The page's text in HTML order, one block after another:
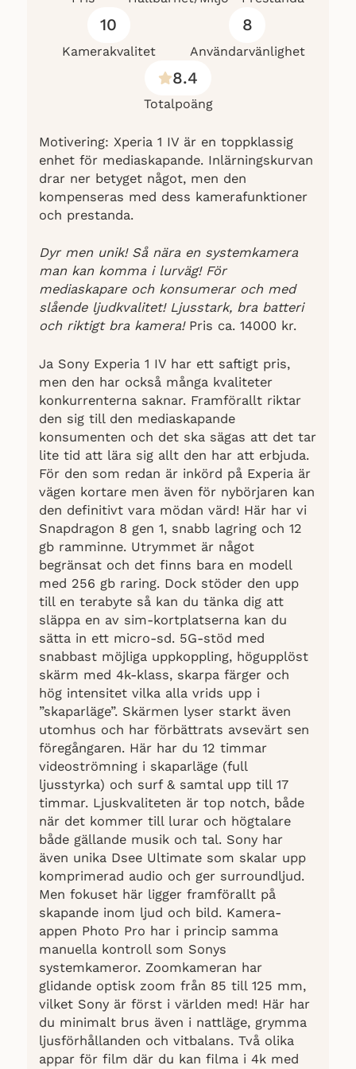
Elgiganten1och andra kända
recensionssidor. Totalt baseras denna
användarrecensioner, som ger en
mångsidig inblick i användarnas
erfarenheter med produkten.
Så här tycker experterna om Apple iPhone
14 Pro
Apple iPhone 14 Pro är enligt Johan
Winsborn och Lance Ulanoff på
som balanserar innovativ teknik med
välkänd design. Den nya Dynamic Island
och den alltid påslagna skärmen utmärker
sig som signifikanta förbättringar.
Kameran med 48 MP-sensor och
höjdpunkt, vilket ger utmärkt bildkvalitet.
Även om telefonen inte erbjuder mer än
3x optisk zoom och fortfarande använder
Lightning-porten, anses den vara en av de
bästa på marknaden för de som
värdesätter Apples ekosystem och design.
Batteritiden är tillräcklig för dagligt bruk,
men kan variera beroende på användning.
Trots sitt höga pris erbjuder iPhone 14 Pro
en premiumupplevelse med robust
prestanda och avancerade
funktioner((TechRadar, 2023-12-14
10
Kamerakvalitet
8
Användarvänlighet
8.4
Totalpoäng
Motivering: Xperia 1 IV är en toppklassig
enhet för mediaskapande. Inlärningskurvan
drar ner betyget något, men den
kompenseras med dess kamerafunktioner
och prestanda.
Dyr men unik! Så nära en systemkamera
man kan komma i lurväg! För
mediaskapare och konsumerar och med
slående ljudkvalitet! Ljusstark, bra batteri
och riktigt bra kamera!Pris ca. 14000 kr.
Ja Sony Experia 1 IV har ett saftigt pris,
men den har också många kvaliteter
konkurrenterna saknar. Framförallt riktar
den sig till den mediaskapande
konsumenten och det ska sägas att det tar
lite tid att lära sig allt den har att erbjuda.
För den som redan är inkörd på Experia är
vägen kortare men även för nybörjaren kan
den definitivt vara mödan värd! Här har vi
Snapdragon 8 gen 1, snabb lagring och 12
gb ramminne. Utrymmet är något
begränsat och det finns bara en modell
med 256 gb raring. Dock stöder den upp
till en terabyte så kan du tänka dig att
släppa en av sim-kortplatserna kan du
sätta in ett micro-sd. 5G-stöd med
snabbast möjliga uppkoppling, högupplöst
skärm med 4k-klass, skarpa färger och
hög intensitet vilka alla vrids upp i
”skaparläge”. Skärmen lyser starkt även
utomhus och har förbättrats avsevärt sen
föregångaren. Här har du 12 timmar
videoströmning i skaparläge (full
ljusstyrka) och surf & samtal upp till 17
timmar. Ljuskvaliteten är top notch, både
när det kommer till lurar och högtalare
både gällande musik och tal. Sony har
även unika Dsee Ultimate som skalar upp
komprimerad audio och ger surroundljud.
Men fokuset här ligger framförallt på
skapande inom ljud och bild. Kamera-
appen Photo Pro har i princip samma
manuella kontroll som Sonys
systemkameror. Zoomkameran har
glidande optisk zoom från 85 till 125 mm,
vilket Sony är först i världen med! Här har
du minimalt brus även i nattläge, grymma
ljusförhållanden och vitbalans. Två olika
appar för film där du kan filma i 4k med